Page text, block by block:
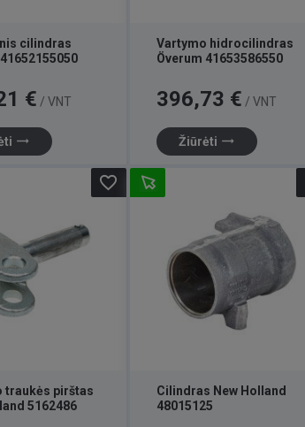
cilindras
€ / VNT
trending_flat
Vartymo hidrocilindras
Överum 41653586550
Kaina
396,73 € / VNT
Žiūrėti trending_flat
traukės pirštas
5162486
favorite_border
Cilindras New Holland
48015125